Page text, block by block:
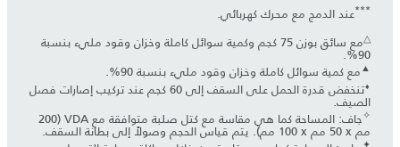
***عند الدمج مع محرك كهربائي.
△ مع سائق بوزن 75 كجم وكمية سوائل كاملة وخزان وقود مليء بنسبة
90%.
▲مع كمية سوائل كاملة وخزان وقود مليء بنسبة 90%.
⬧ تنخفض قدرة الحمل على السقف إلى 60 كجم عند تركيب إصارات فصل
الصيف.
✧ جاف: المساحة كما هي مقاسة مع كتل صلبة متوافقة مع VDA (‏200
مم x ‏50 مم x ‏100 مم). يتم قياس الحجم وصولاً إلى بطانة السقف.